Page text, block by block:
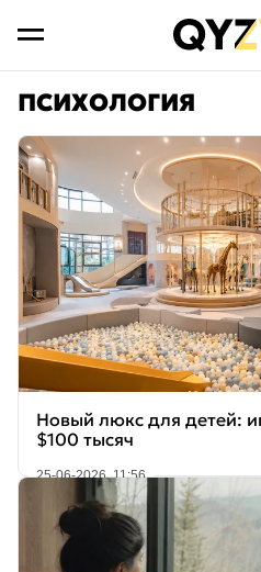
ПСИХОЛОГИЯ
Новый люкс для детей:
$100 тысяч
25-06-2026, 11:56